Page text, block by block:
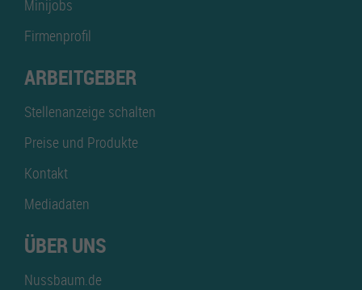
Minijobs
Firmenprofil
ARBEITGEBER
Stellenanzeige schalten
Preise und Produkte
Kontakt
Mediadaten
ÜBER UNS
Nussbaum.de